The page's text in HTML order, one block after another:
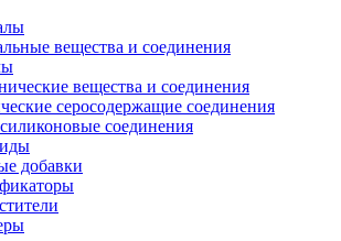
вещества и соединения
вещества и соединения
серосодержащие соединения
соединения
добавки